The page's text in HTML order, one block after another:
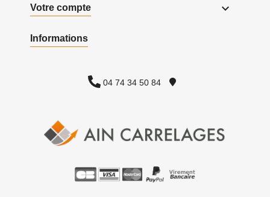
Votre compte 
Informations
04 74 34 50 84